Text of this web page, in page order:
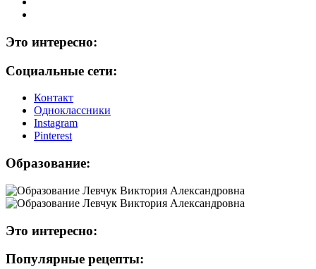
Это интересно:
Социальные сети:
Контакт
Одноклассники
Instagram
Рinterest
Образование:
Это интересно:
Популярные рецепты: